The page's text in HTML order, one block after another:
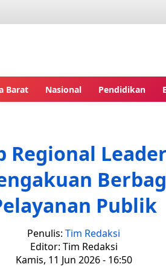
Barat Nasional Pendidikan
Regional
Publik
Penulis: Tim Redaksi
Editor: Tim Redaksi
Kamis, 11 Jun 2026 - 16:50